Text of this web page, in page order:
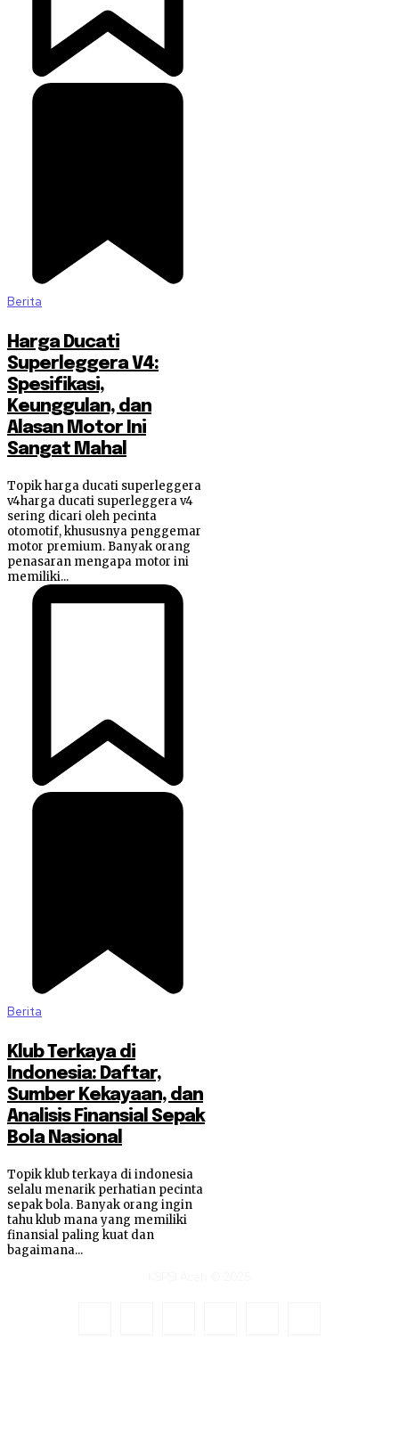
Berita
Harga Ducati
Superleggera V4:
Spesifikasi,
Keunggulan, dan
Alasan Motor Ini
Sangat Mahal
Topik harga ducati superleggera
v4harga ducati superleggera v4
sering dicari oleh pecinta
otomotif, khususnya penggemar
motor premium. Banyak orang
penasaran mengapa motor ini
memiliki...
Berita
Klub Terkaya di
Indonesia: Daftar,
Sumber Kekayaan, dan
Analisis Finansial Sepak
Bola Nasional
Topik klub terkaya di indonesia
selalu menarik perhatian pecinta
sepak bola. Banyak orang ingin
tahu klub mana yang memiliki
finansial paling kuat dan
bagaimana...